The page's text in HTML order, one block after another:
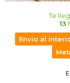
Te
13
Envio al